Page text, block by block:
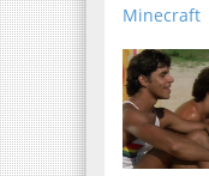
Minecraft